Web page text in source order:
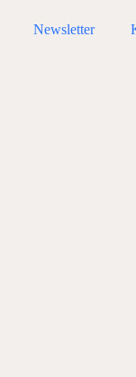
Newsletter